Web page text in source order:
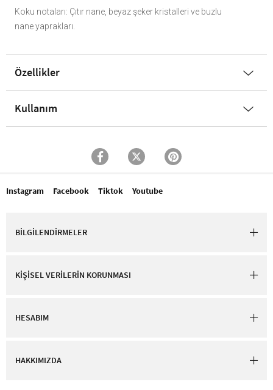
Koku notaları: Çıtır nane, beyaz şeker kristalleri ve buzlu
nane yaprakları.
Özellikler
Kullanım
Instagram Facebook Tiktok Youtube
BİLGİLENDİRMELER
KİŞİSEL VERİLERİN KORUNMASI
HESABIM
HAKKIMIZDA